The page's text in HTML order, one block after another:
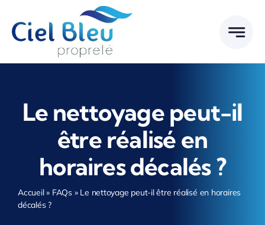
contenu
Le nettoyage peut-il
être réalisé en
horaires décalés ?
Accueil» FAQs» Le nettoyage peut-il être réalisé en horaires
décalés ?